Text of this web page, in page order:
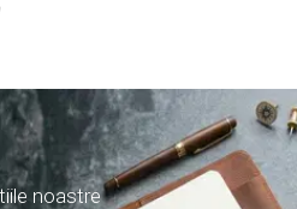
noastre